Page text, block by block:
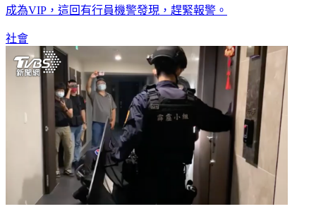
成為VIP，這回有行員機警發現，趕緊報警。
社會